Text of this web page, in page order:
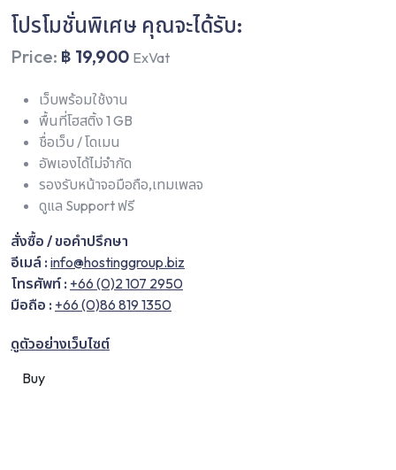
โปรโมชั่นพิเศษ คุณจะได้รับ:
Price: ฿ 19,900 ExVat
เว็บพร้อมใช้งาน
พื้นที่โฮสติ้ง 1 GB
ชื่อเว็บ / โดเมน
อัพเองได้ไม่จำกัด
รองรับหน้าจอมือถือ,เทมเพลจ
ดูแล Support ฟรี
สั่งซื้อ / ขอคำปรึกษา
อีเมล์ : info@hostinggroup.biz
โทรศัพท์ : +66 (0)2 107 2950
มือถือ : +66 (0)86 819 1350
ดูตัวอย่างเว็บไซต์
Buy